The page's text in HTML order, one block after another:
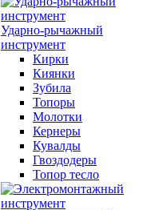
Ударно-рычажный
инструмент
Кирки
Киянки
Зубила
Топоры
Молотки
Кернеры
Кувалды
Гвоздодеры
Топор тесло